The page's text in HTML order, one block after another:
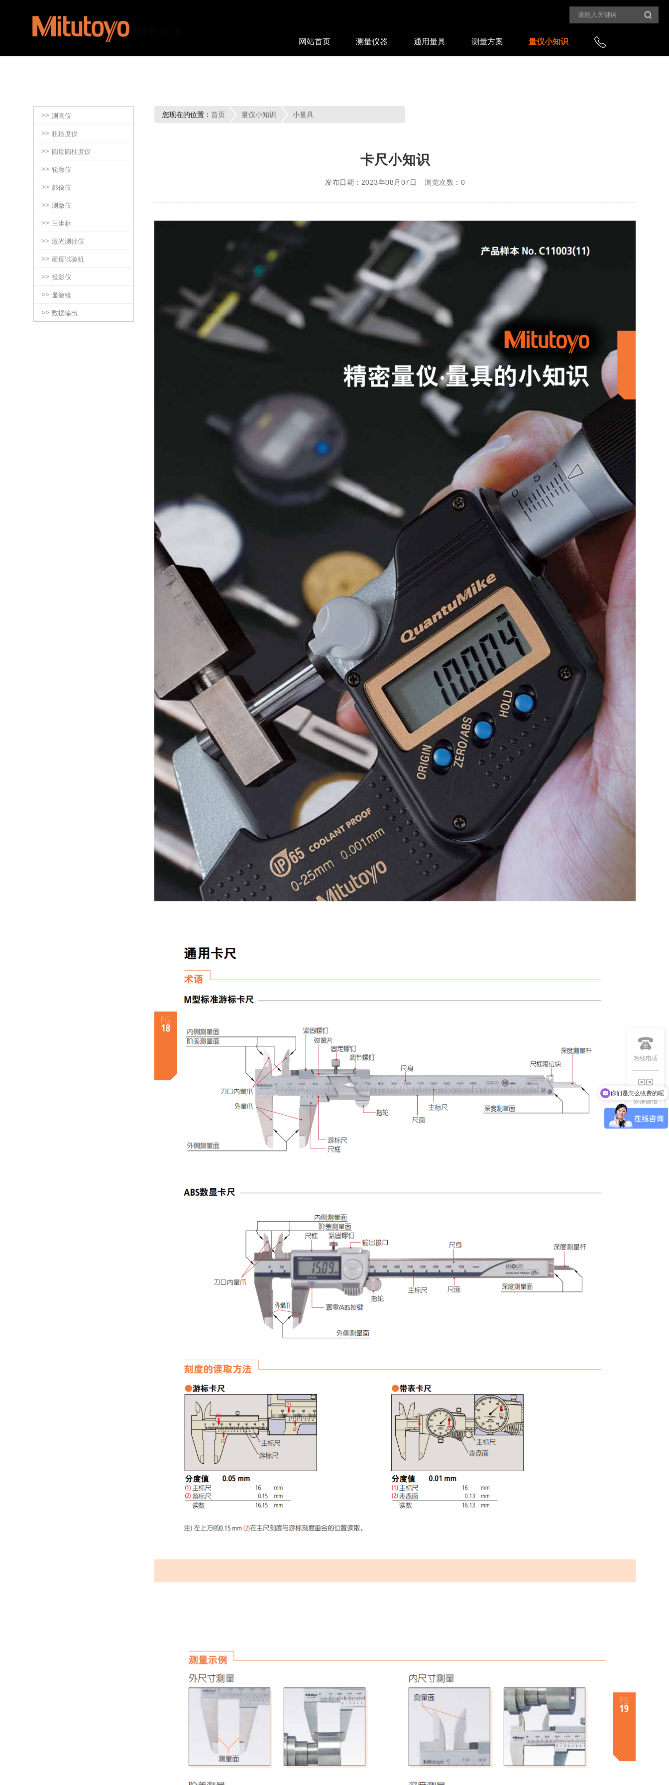
网站首页 测量仪器 通用量具 测量方案 量仪小知识
>> 测高仪
>> 粗糙度仪
>> 圆度圆柱度仪
>> 轮廓仪
>> 影像仪
>> 测微仪
>> 三坐标
>> 激光测径仪
>> 硬度试验机
>> 投影仪
>> 显微镜
>> 数据输出
您现在的位置：首页 量仪小知识 小量具
卡尺小知识
发布日期：2023年08月07日 浏览次数： 0
热线电话
添加微信
你们是怎么收费的呢